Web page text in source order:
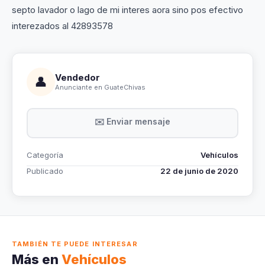
septo lavador o lago de mi interes aora sino pos efectivo
interezados al 42893578
👤 Vendedor
Anunciante en GuateChivas
✉️ Enviar mensaje
Categoría
Vehículos
Publicado
22 de junio de 2020
TAMBIÉN TE PUEDE INTERESAR
Más en Vehículos